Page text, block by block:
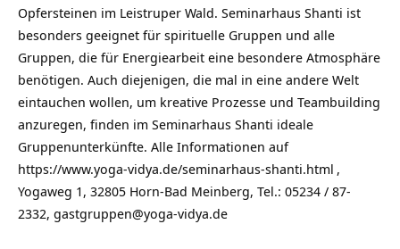
Opfersteinen im Leistruper Wald. Seminarhaus Shanti ist
besonders geeignet für spirituelle Gruppen und alle
Gruppen, die für Energiearbeit eine besondere Atmosphäre
benötigen. Auch diejenigen, die mal in eine andere Welt
eintauchen wollen, um kreative Prozesse und Teambuilding
anzuregen, finden im Seminarhaus Shanti ideale
Gruppenunterkünfte. Alle Informationen auf
https://www.yoga-vidya.de/seminarhaus-shanti.html ,
Yogaweg 1, 32805 Horn-Bad Meinberg, Tel.: 05234 / 87-
2332, gastgruppen@yoga-vidya.de